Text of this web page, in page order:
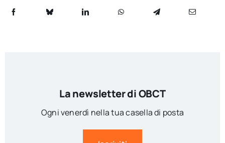
La newsletter di OBCT
Ogni venerdì nella tua casella di posta